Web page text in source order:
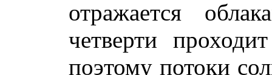
отражается
четверти
поэтому потоки